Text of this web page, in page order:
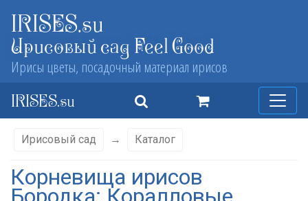
IRISES.su
Ирисовый сад Feel Good
Ирисы цветы, посадочный материал ирисов
IRISES.su
Ирисовый сад → Каталог
Корневища ирисов